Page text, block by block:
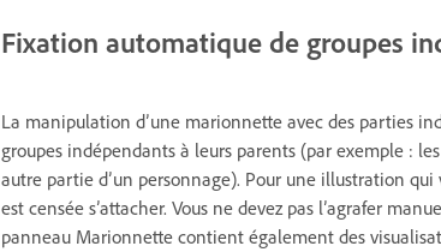
Fixation automatique de groupes
La manipulation d’une marionnette avec des parties
groupes indépendants à leurs parents (par exemple :
autre partie d’un personnage). Pour une illustration
est censée s’attacher. Vous ne devez pas l’agrafer
panneau Marionnette contient également des